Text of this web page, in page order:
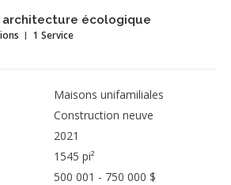
architecture écologique
1 Service
Maisons unifamiliales
Construction neuve
2021
1545 pi²
500 001 - 750 000 $